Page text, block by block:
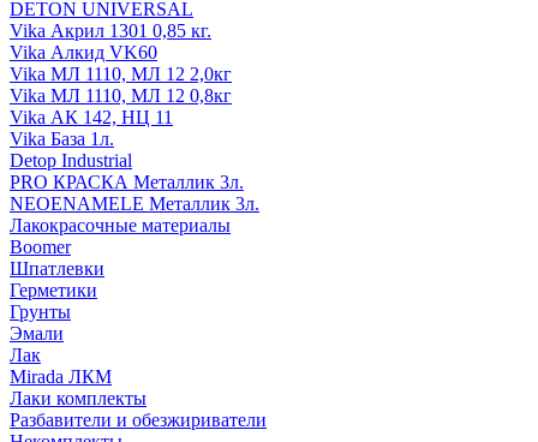
DETON UNIVERSAL
Vika Акрил 1301 0,85 кг.
Vika Алкид VK60
Vika МЛ 1110, МЛ 12 2,0кг
Vika МЛ 1110, МЛ 12 0,8кг
Vika АК 142, НЦ 11
Vika База 1л.
Detop Industrial
PRO КРАСКА Металлик 3л.
NEOENAMELE Металлик 3л.
Лакокрасочные материалы
Boomer
Шпатлевки
Герметики
Грунты
Эмали
Лак
Mirada ЛКМ
Лаки комплекты
Разбавители и обезжириватели